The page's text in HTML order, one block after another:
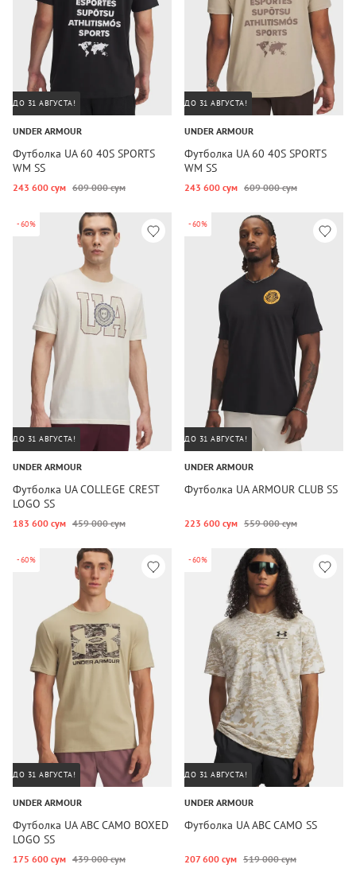
ДО 31 АВГУСТА!
UNDER ARMOUR
Футболка UA 60 40S SPORTS
WM SS
243 600 сум 609 000 сум
ДО 31 АВГУСТА!
UNDER ARMOUR
Футболка UA 60 40S SPORTS
WM SS
243 600 сум 609 000 сум
-60%
ДО 31 АВГУСТА!
UNDER ARMOUR
Футболка UA COLLEGE CREST
LOGO SS
183 600 сум 459 000 сум
-60%
ДО 31 АВГУСТА!
UNDER ARMOUR
Футболка UA ARMOUR CLUB SS
223 600 сум 559 000 сум
-60%
ДО 31 АВГУСТА!
UNDER ARMOUR
Футболка UA ABC CAMO BOXED
LOGO SS
175 600 сум 439 000 сум
-60%
ДО 31 АВГУСТА!
UNDER ARMOUR
Футболка UA ABC CAMO SS
207 600 сум 519 000 сум